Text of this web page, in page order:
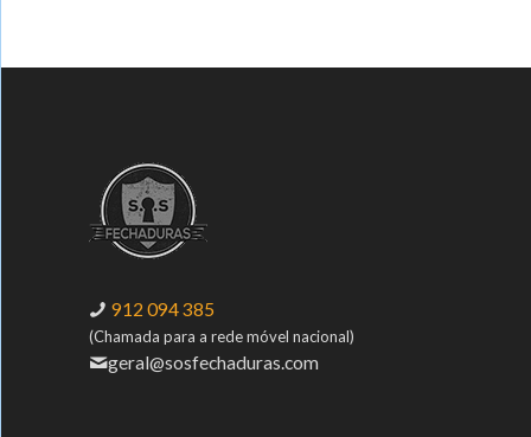
912 094 385
(Chamada para a rede móvel nacional)
geral@sosfechaduras.com